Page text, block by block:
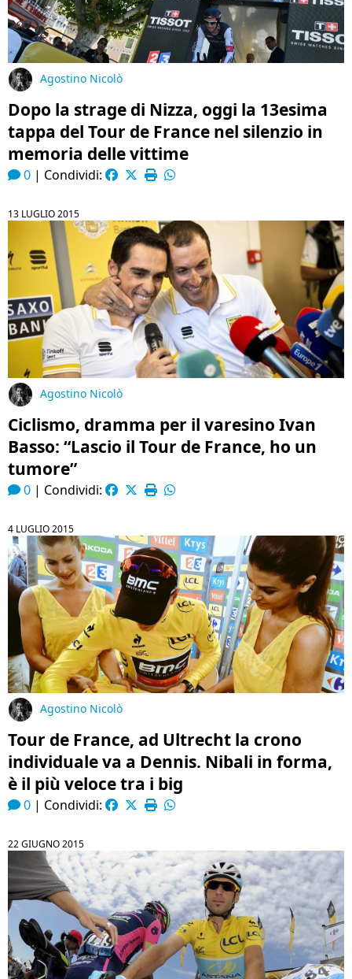
Agostino Nicolò
Dopo la strage di Nizza, oggi la 13esima
tappa del Tour de France nel silenzio in
memoria delle vittime
0 | Condividi:
13 LUGLIO 2015
Agostino Nicolò
Ciclismo, dramma per il varesino Ivan
Basso: “Lascio il Tour de France, ho un
tumore”
0 | Condividi:
4 LUGLIO 2015
Agostino Nicolò
Tour de France, ad Ultrecht la crono
individuale va a Dennis. Nibali in forma,
è il più veloce tra i big
0 | Condividi:
22 GIUGNO 2015